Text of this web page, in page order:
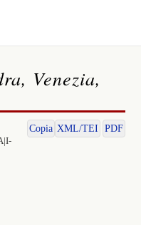
Venezia,
Copia XML/TEI PDF